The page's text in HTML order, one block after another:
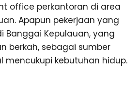
office perkantoran di area
Apapun pekerjaan yang
Banggai Kepulauan, yang
berkah, sebagai sumber
mencukupi kebutuhan hidup.